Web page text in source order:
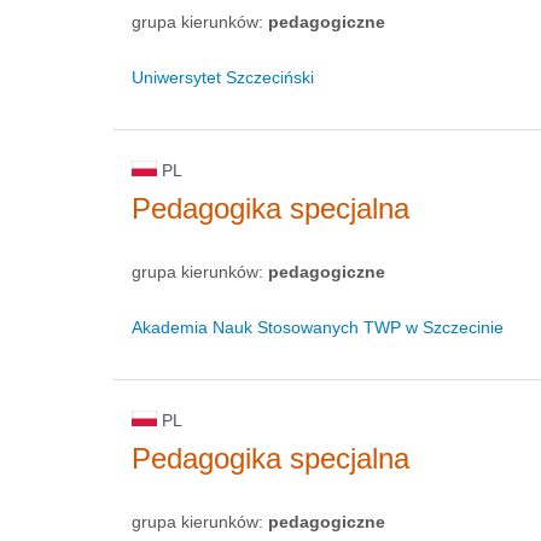
grupa kierunków: pedagogiczne
Uniwersytet Szczeciński
PL
Pedagogika specjalna
grupa kierunków: pedagogiczne
Akademia Nauk Stosowanych TWP w Szczecinie
PL
Pedagogika specjalna
grupa kierunków: pedagogiczne